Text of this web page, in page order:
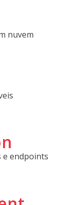
nuvem
e endpoints